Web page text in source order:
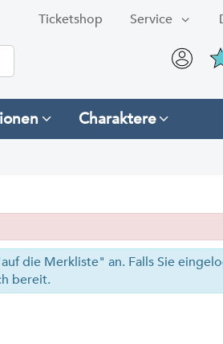
Service
Ticketshop
Charaktere
die Merkliste" an. Falls Sie
bereit.